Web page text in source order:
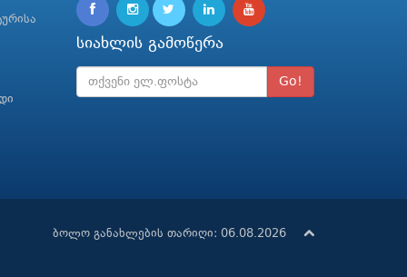
სიახლის გამოწერა
Go!
ბოლო განახლების თარიღი: 06.08.2026